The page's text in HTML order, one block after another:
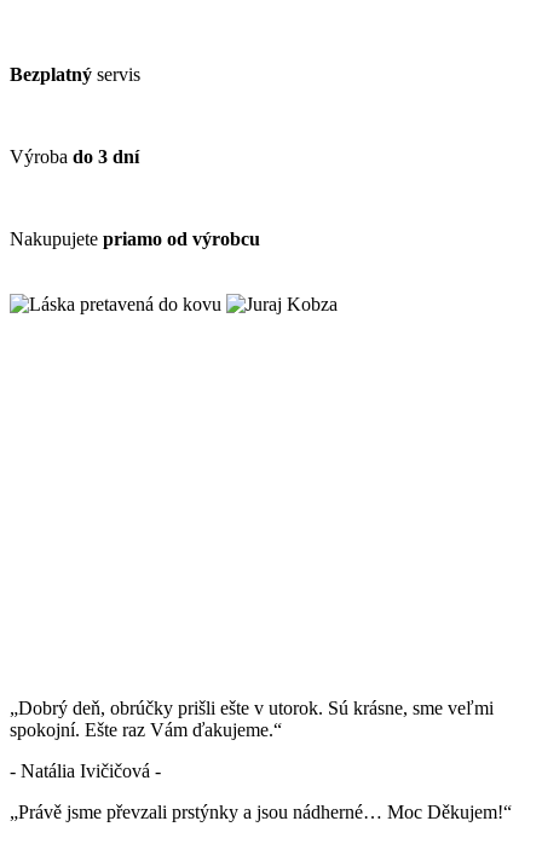
Bezplatný servis
Výroba do 3 dní
Nakupujete priamo od výrobcu
„Dobrý deň, obrúčky prišli ešte v utorok. Sú krásne, sme veľmi
spokojní. Ešte raz Vám ďakujeme.“
- Natália Ivičičová -
„Právě jsme převzali prstýnky a jsou nádherné… Moc Děkujem!“